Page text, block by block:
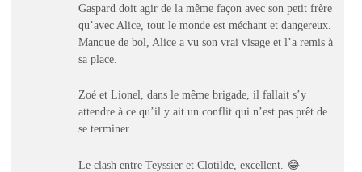
Gaspard doit agir de la même façon avec son petit frère
qu’avec Alice, tout le monde est méchant et dangereux.
Manque de bol, Alice a vu son vrai visage et l’a remis à
sa place.
Zoé et Lionel, dans le même brigade, il fallait s’y
attendre à ce qu’il y ait un conflit qui n’est pas prêt de
se terminer.
Le clash entre Teyssier et Clotilde, excellent. 😂